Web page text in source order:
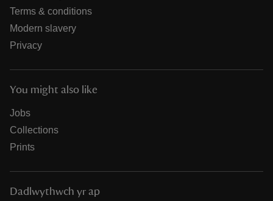
Terms & conditions
Modern slavery
Privacy
You might also like
Jobs
Collections
Prints
Dadlwythwch yr ap